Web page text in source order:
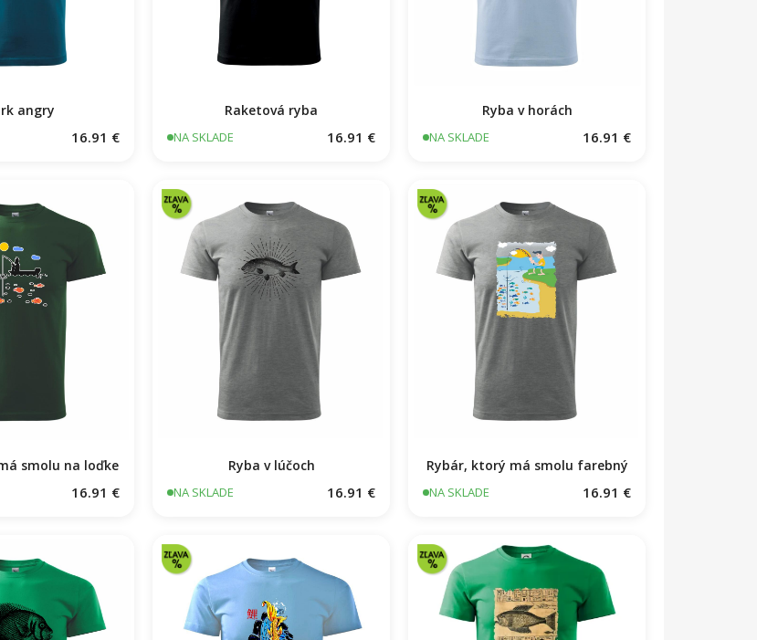
angry
16.91 €
Raketová ryba
NA SKLADE 16.91 €
Ryba v horách
NA SKLADE 16.91 €
smolu na loďke
16.91 €
Ryba v lúčoch
NA SKLADE 16.91 €
Rybár, ktorý má smolu farebný
NA SKLADE 16.91 €